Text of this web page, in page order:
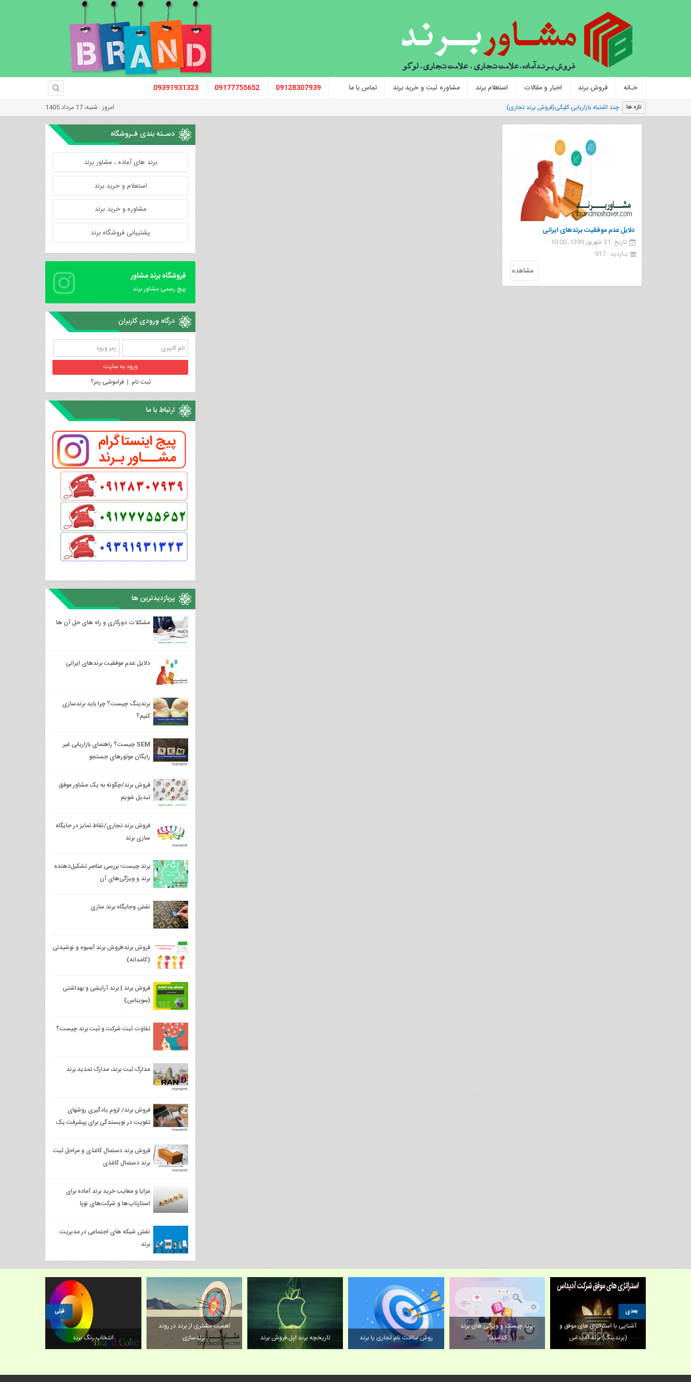
خـانه فروش برند اخبار و مقالات استعلام برند مشاوره ثبت و خرید برند تماس با ما 09128307939
09177755652
09391931323
تازه ها | امروز : شنبه، 17 مرداد 1405
دلایل عدم موفقیت برندهای ایرانی
تاریخ :31 شهریور 1399, 10:00
بـازدید : 917
مشاهده
دسـته بندی فـروشگاه
برند های آماده ، مشاور برند
استعلام و خرید برند
مشاوره و خرید برند
پشتیبانی فروشگاه برند
فروشگاه برند مشاور
پیچ رسمی مشاور برند
درگاه ورودی کاربران
ثبت نام |فراموشی رمز؟
ارتباط با ما
پربازدیدترین ها
مشکلات دورکاری و راه های حل آن ها
دلایل عدم موفقیت برندهای ایرانی
برندینگ چیست؟ چرا باید برندسازی
کنیم؟
SEM چیست؟ راهنمای بازاریابی غیر
رایگان موتورهای جستجو
فروش برند/چگونه به یک مشاور موفق
تبدیل شویم
فروش برند تجاری/نقاط تمایز در جایگاه
سازی برند
برند چیست؛ بررسی عناصر تشکیل‌دهنده‌
برند و ویژگی‌های آن
نقش وجایگاه برند سازی
فروش برند؛فروش برند آبمیوه و نوشیدنی
(کامدانه)
فروش برند | برند آرایشی و بهداشتی
(سویناس)
تفاوت ثبت شرکت و ثبت برند چیست؟
مدارک ثبت برند، مدارک تمدید برند
فروش برند/ لزوم یادگیری روشهای
تقویت در نویسندگی برای پیشرفت یک
فروش برند دستمال کاغذی و مراحل ثبت
برند دستمال کاغذی
مزایا و معایب خرید برند آماده برای
استارتاپ‌ها و شرکت‌های نوپا
نقش شبکه های اجتماعی در مدیریت
برند
انتخاب رنگ برند
اهمیت مشتری از برند در روند
برندسازی
تاریخچه برند اپل،فروش برند روش ساخت نام تجاری یا برند
برند چیست و ویژگی های برند
کدامند؟
آشنایی با استراتژی های موفق و
(برندینگ) برند آدیداس
قبلی بعدی